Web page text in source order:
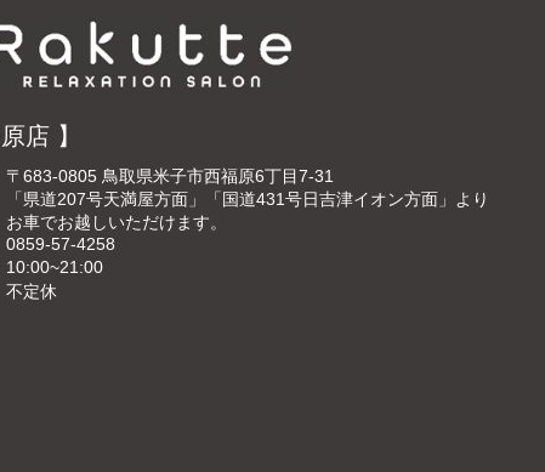
店 】
〒683-0805 鳥取県米子市西福原6丁目7-31
「県道207号天満屋方面」「国道431号日吉津イオン方面」より
お車でお越しいただけます。
0859-57-4258
10:00~21:00
不定休